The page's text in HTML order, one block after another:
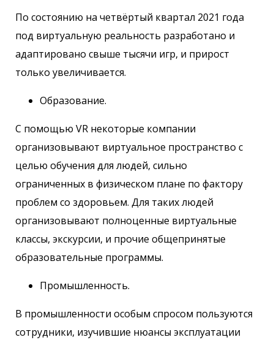
По состоянию на четвёртый квартал 2021 года
под виртуальную реальность разработано и
адаптировано свыше тысячи игр, и прирост
только увеличивается.
Образование.
С помощью VR некоторые компании
организовывают виртуальное пространство с
целью обучения для людей, сильно
ограниченных в физическом плане по фактору
проблем со здоровьем. Для таких людей
организовывают полноценные виртуальные
классы, экскурсии, и прочие общепринятые
образовательные программы.
Промышленность.
В промышленности особым спросом пользуются
сотрудники, изучившие нюансы эксплуатации